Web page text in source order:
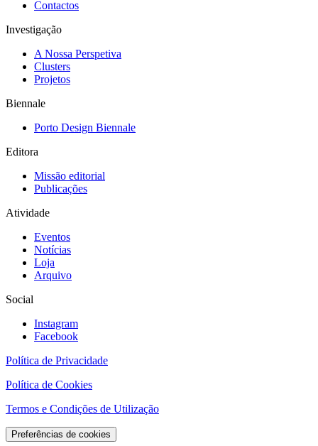
Contactos
Investigação
A Nossa Perspetiva
Clusters
Projetos
Biennale
Porto Design Biennale
Editora
Missão editorial
Publicações
Atividade
Eventos
Notícias
Loja
Arquivo
Social
Instagram
Facebook
Política de Privacidade
Política de Cookies
Termos e Condições de Utilização
Preferências de cookies